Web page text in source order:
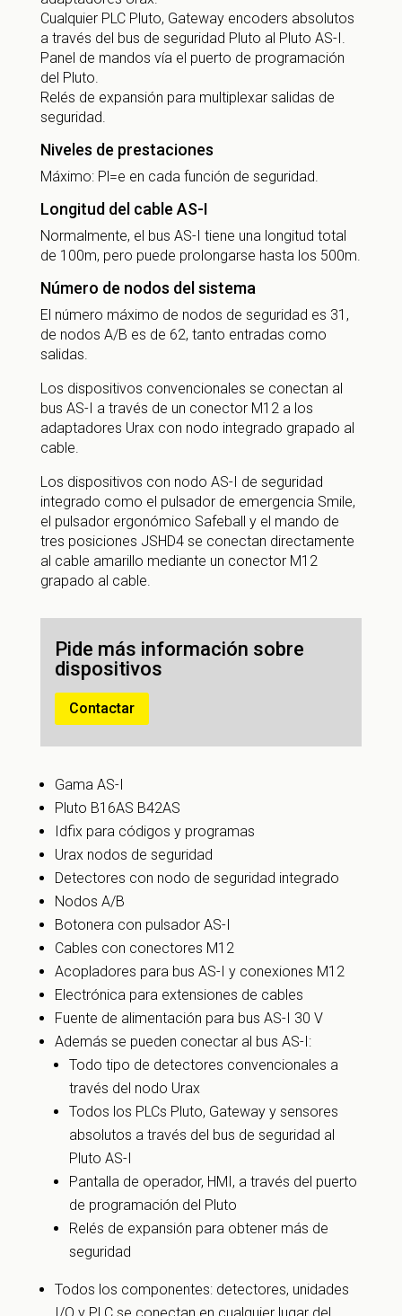
Cualquier PLC Pluto, Gateway encoders absolutos
a través del bus de seguridad Pluto al Pluto AS-I.
Panel de mandos vía el puerto de programación
del Pluto.
Relés de expansión para multiplexar salidas de
seguridad.
Niveles de prestaciones
Máximo: Pl=e en cada función de seguridad.
Longitud del cable AS-I
Normalmente, el bus AS-I tiene una longitud total
de 100m, pero puede prolongarse hasta los 500m.
Número de nodos del sistema
El número máximo de nodos de seguridad es 31,
de nodos A/B es de 62, tanto entradas como
salidas.
Los dispositivos convencionales se conectan al
bus AS-I a través de un conector M12 a los
adaptadores Urax con nodo integrado grapado al
cable.
Los dispositivos con nodo AS-I de seguridad
integrado como el pulsador de emergencia Smile,
el pulsador ergonómico Safeball y el mando de
tres posiciones JSHD4 se conectan directamente
al cable amarillo mediante un conector M12
grapado al cable.
Pide más información sobre
dispositivos
Contactar
Gama AS-I
Pluto B16AS B42AS
Idfix para códigos y programas
Urax nodos de seguridad
Detectores con nodo de seguridad integrado
Nodos A/B
Botonera con pulsador AS-I
Cables con conectores M12
Acopladores para bus AS-I y conexiones M12
Electrónica para extensiones de cables
Fuente de alimentación para bus AS-I 30 V
Además se pueden conectar al bus AS-I:
Todo tipo de detectores convencionales a
través del nodo Urax
Todos los PLCs Pluto, Gateway y sensores
absolutos a través del bus de seguridad al
Pluto AS-I
Pantalla de operador, HMI, a través del puerto
de programación del Pluto
Relés de expansión para obtener más de
seguridad
Todos los componentes: detectores, unidades